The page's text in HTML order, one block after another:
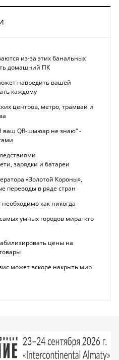
из-за этих банальных
домашний ПК
навредить вашей
каждому
центров, метро, трамваи и
ваш QR-шмюар не знаю“ -
зарядки и батареи
«Золотой Короны»,
переводы в ряде стран
как никогда
умных городов мира: кто
цены на
может вскоре накрыть мир